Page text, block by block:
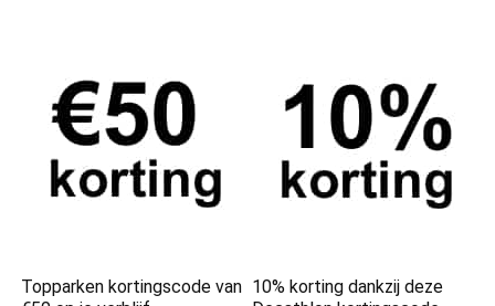
Topparken kortingscode van 10% korting dankzij deze